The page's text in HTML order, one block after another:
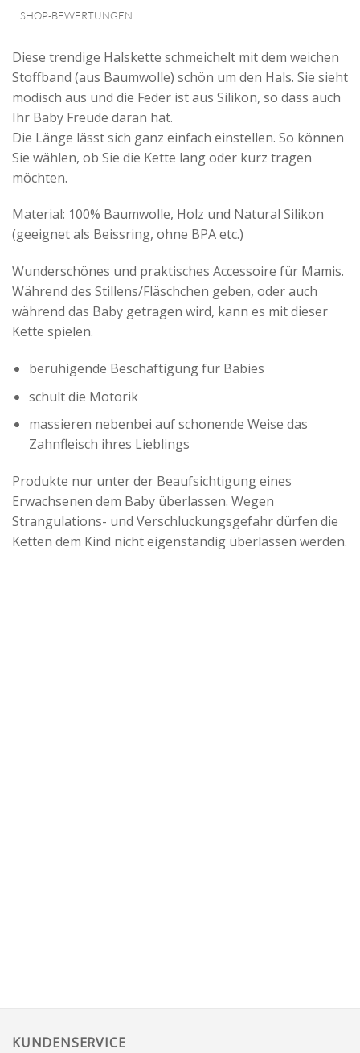
SHOP-BEWERTUNGEN
Diese trendige Halskette schmeichelt mit dem weichen
Stoffband (aus Baumwolle) schön um den Hals. Sie sieht
modisch aus und die Feder ist aus Silikon, so dass auch
Ihr Baby Freude daran hat.
Die Länge lässt sich ganz einfach einstellen. So können
Sie wählen, ob Sie die Kette lang oder kurz tragen
möchten.
Material: 100% Baumwolle, Holz und Natural Silikon
(geeignet als Beissring, ohne BPA etc.)
Wunderschönes und praktisches Accessoire für Mamis.
Während des Stillens/Fläschchen geben, oder auch
während das Baby getragen wird, kann es mit dieser
Kette spielen.
beruhigende Beschäftigung für Babies
schult die Motorik
massieren nebenbei auf schonende Weise das
Zahnfleisch ihres Lieblings
Produkte nur unter der Beaufsichtigung eines
Erwachsenen dem Baby überlassen. Wegen
Strangulations- und Verschluckungsgefahr dürfen die
Ketten dem Kind nicht eigenständig überlassen werden.
KUNDENSERVICE